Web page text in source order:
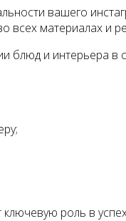
вашего
всех материалах и
блюд и интерьера
роль в